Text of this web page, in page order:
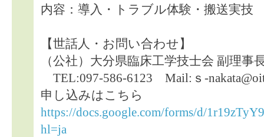
内容：導入・トラブル体験・搬送実技
【世話人・お問い合わせ】
（公社）大分県臨床工学技士会 副理事
TEL:097-586-6123 Mail:ｓ-
申し込みはこちら
https://docs.google.com/forms/d/
hl=ja